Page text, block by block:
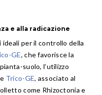
e alla radicazione
per il controllo della
GE, che favorisce la
suolo, l’utilizzo
Trico-GE, associato al
come Rhizoctonia e